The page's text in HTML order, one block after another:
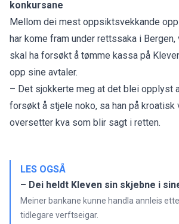
konkursane
Mellom dei mest oppsiktsvekkande
har kome fram under rettssaka i Bergen,
skal ha forsøkt å tømme kassa på
opp sine avtaler.
– Det sjokkerte meg at det blei opplyst
forsøkt å stjele noko, sa han på kroatisk
oversetter kva som blir sagt i retten.
LES OGSÅ
– Dei heldt Kleven sin skjebne i
Meiner bankane kunne handla annleis
tidlegare verftseigar.